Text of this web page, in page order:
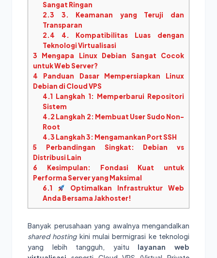
Sangat Ringan
2.3 3. Keamanan yang Teruji dan
Transparan
2.4 4. Kompatibilitas Luas dengan
Teknologi Virtualisasi
3 Mengapa Linux Debian Sangat Cocok
untuk Web Server?
4 Panduan Dasar Mempersiapkan Linux
Debian di Cloud VPS
4.1 Langkah 1: Memperbarui Repositori
Sistem
4.2 Langkah 2: Membuat User Sudo Non-
Root
4.3 Langkah 3: Mengamankan Port SSH
5 Perbandingan Singkat: Debian vs
Distribusi Lain
6 Kesimpulan: Fondasi Kuat untuk
Performa Server yang Maksimal
6.1
Optimalkan Infrastruktur Web
Anda Bersama Jakhoster!
Banyak perusahaan yang awalnya mengandalkan
shared hostingkini mulai bermigrasi ke teknologi
yang lebih tangguh, yaitu layanan web